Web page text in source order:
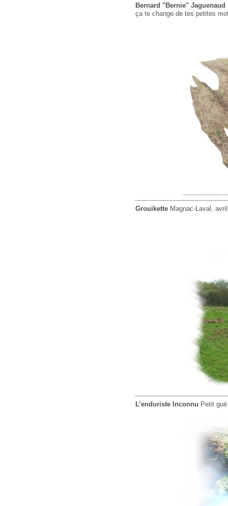
Bernard "Bernie" Jaguenaud
ça te change de tes petites
Grouikette Magnac-Laval,
L’enduriste Inconnu Petit